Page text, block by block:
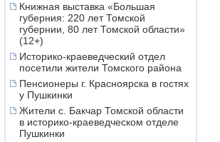
Книжная выставка «Большая
губерния: 220 лет Томской
губернии, 80 лет Томской области»
(12+)
Историко-краеведческий отдел
посетили жители Томского района
Пенсионеры г. Красноярска в гостях
у Пушкинки
Жители с. Бакчар Томской области
в историко-краеведческом отделе
Пушкинки